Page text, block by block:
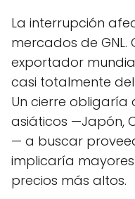
La interrupción
mercados de
exportador
casi totalmente
Un cierre
asiáticos —Japón,
— a buscar
implicaría
precios más altos.